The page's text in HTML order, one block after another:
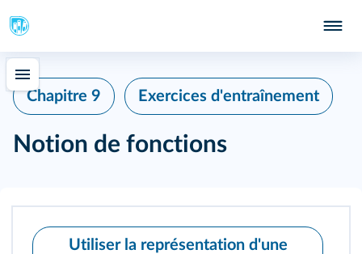
Chapitre 9 Exercices d'entraînement
Notion de fonctions
Utiliser la représentation d'une